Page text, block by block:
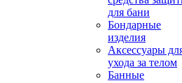
для бани
Бондарные
изделия
Аксеcсуары
ухода за телом
Банные